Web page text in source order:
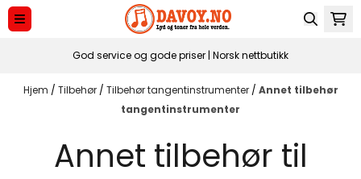
Hopp til innhold
God service og gode priser | Norsk nettbutikk
Hjem / Tilbehør / Tilbehør tangentinstrumenter / Annet tilbehør
tangentinstrumenter
Annet tilbehør til